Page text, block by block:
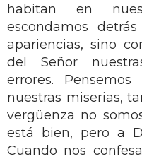
habitan en
escondamos
apariencias, sino
del Señor
errores.
nuestras miserias,
vergüenza no
está bien, pero a
Cuando nos